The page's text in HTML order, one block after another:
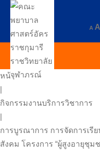
A A
หน้าแรก
กิจกรรมงานบริการวิชาการ
การบูรณาการ การจัดการเรี
สังคม โครงการ “ผู้สูงอายุชุม